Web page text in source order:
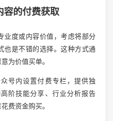
容的付费获取
业度或内容价值，考虑将部分
也是不错的选择。这种方式通
为价值买单。
号内设置付费专栏，提供独
阶技能分享、行业分析报告
费资金购买。